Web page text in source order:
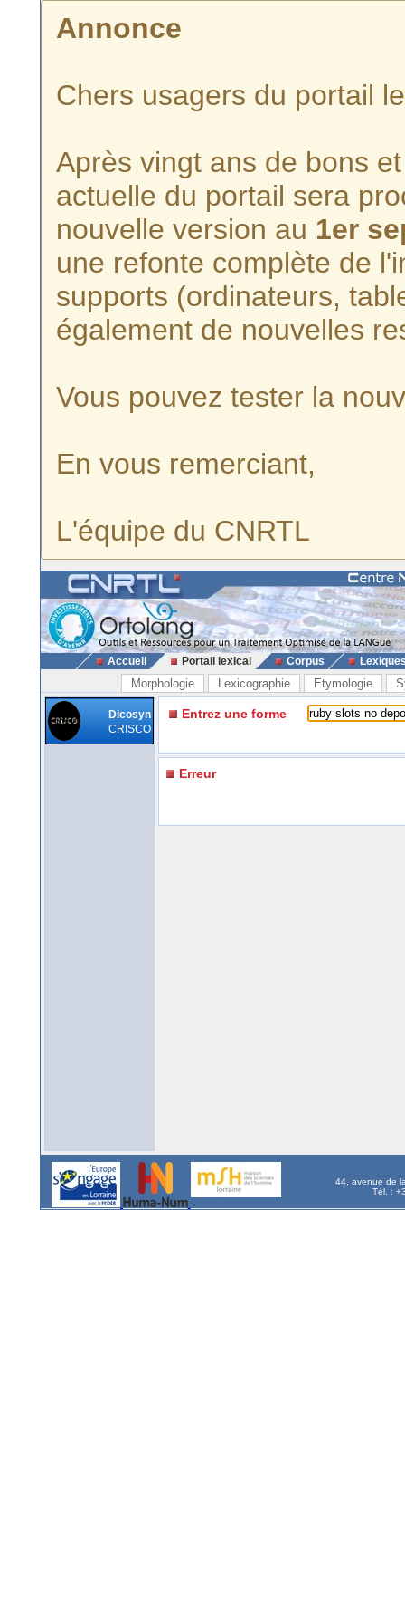
Annonce
Chers usagers du portail
Après vingt ans de bons
actuelle du portail sera
nouvelle version au 1er
une refonte complète de
supports (ordinateurs,
également de nouvelles
Vous pouvez tester la
En vous remerciant,
L'équipe du CNRTL
Accueil Portail lexical Corpus
Morphologie Lexicographie Etymologie
Dicosyn
CRISCO
Entrez une forme
Erreur
44, avenue de
Tél. :